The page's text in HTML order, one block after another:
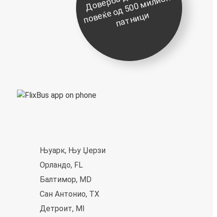
д
о
е
ќ
и
и
Њуарк, Њу Џерзи
Орландо, FL
Балтимор, MD
Сан Антонио, TX
Детроит, MI